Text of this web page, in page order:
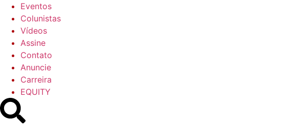
Eventos
Colunistas
Vídeos
Assine
Contato
Anuncie
Carreira
EQUITY